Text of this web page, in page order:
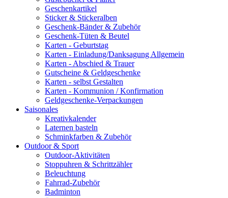
Geschenkartikel
Sticker & Stickeralben
Geschenk-Bänder & Zubehör
Geschenk-Tüten & Beutel
Karten - Geburtstag
Karten - Einladung/Danksagung Allgemein
Karten - Abschied & Trauer
Gutscheine & Geldgeschenke
Karten - selbst Gestalten
Karten - Kommunion / Konfirmation
Geldgeschenke-Verpackungen
Saisonales
Kreativkalender
Laternen basteln
Schminkfarben & Zubehör
Outdoor & Sport
Outdoor-Aktivitäten
Stoppuhren & Schrittzähler
Beleuchtung
Fahrrad-Zubehör
Badminton